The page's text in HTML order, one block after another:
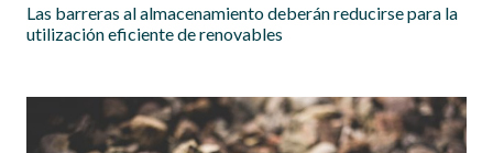
Las barreras al almacenamiento deberán reducirse para la
utilización eficiente de renovables